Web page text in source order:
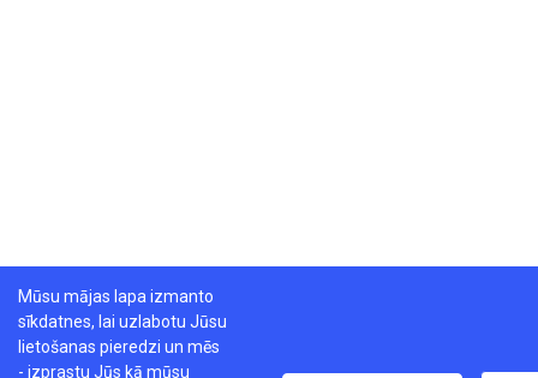
Mūsu mājas lapa izmanto
sīkdatnes, lai uzlabotu Jūsu
lietošanas pieredzi un mēs
- izprastu Jūs kā mūsu